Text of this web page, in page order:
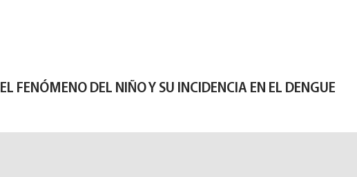
EL FENÓMENO DEL NIÑO Y SU INCIDENCIA EN EL DENGUE